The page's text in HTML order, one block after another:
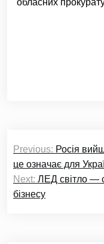
обласних
записів
Previous: Росія
це означає для
Next: ЛЕД світло —
бізнесу